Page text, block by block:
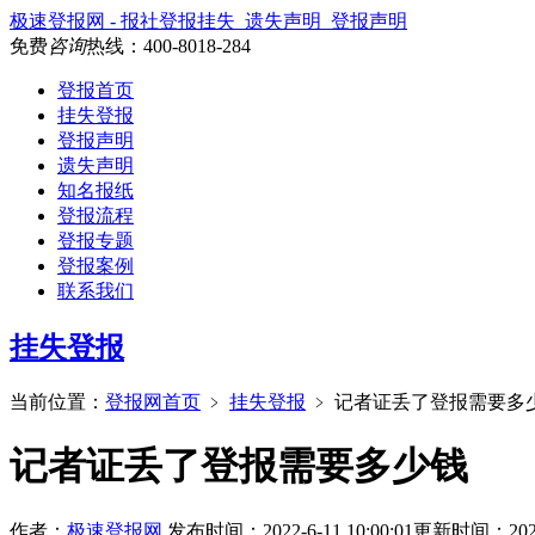
极速登报网 - 报社登报挂失_遗失声明_登报声明
免费咨询热线： 400-8018-284
登报首页
挂失登报
登报声明
遗失声明
知名报纸
登报流程
登报专题
登报案例
联系我们
挂失登报
当前位置： 登报网首页 ﹥ 挂失登报 ﹥ 记者证丢了登报需要多
记者证丢了登报需要多少钱
作者： 极速登报网 发布时间：2022-6-11 10:00:01更新时间：